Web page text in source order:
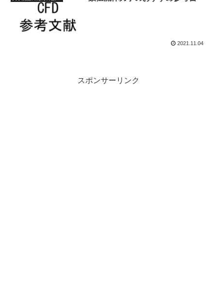
2021.11.04
スポンサーリンク